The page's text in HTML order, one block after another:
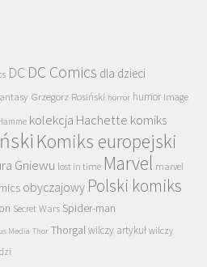
DC DC Comics dla dzieci
Grzegorz Rosiński horror humor Image
kolekcja Hachette komiks
Komiks europejski
Gniewu lost in time Marvel marvel
obyczajowy Polski komiks
Secret Wars Spider-man
Media Thor Thorgalwilczy artykuł wilczy